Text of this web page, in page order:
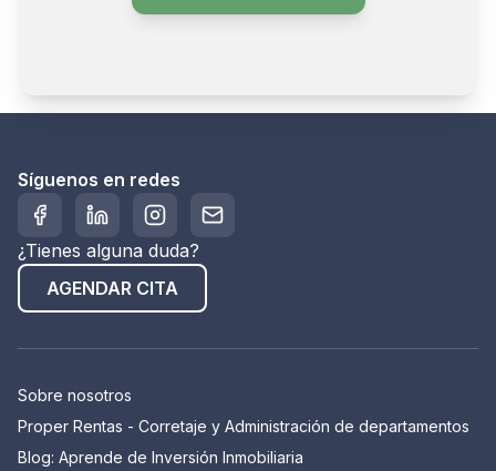
Síguenos en redes
¿Tienes alguna duda?
AGENDAR CITA
Sobre nosotros
Proper Rentas - Corretaje y Administración de departamentos
Blog: Aprende de Inversión Inmobiliaria